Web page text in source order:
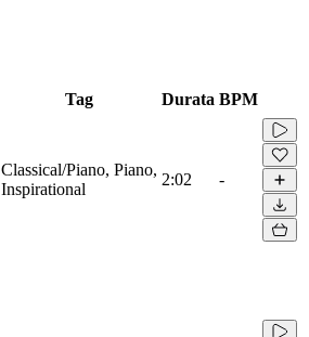
Tag Durata BPM
Classical/Piano, Piano,
Inspirational
2:02 -